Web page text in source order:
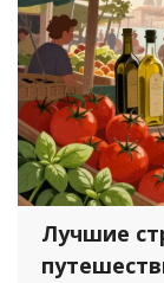
Лучшие